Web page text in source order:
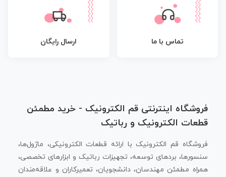
تماس با ما ارسال رایگان
فروشگاه اینترنتی قم الکترونیک - خرید مطمئن
قطعات الکترونیک و رباتیک
فروشگاه قم الکترونیک با ارائه قطعات الکترونیکی، ماژول‌ها،
سنسورها، بردهای توسعه، تجهیزات رباتیک و ابزارهای تخصصی،
همراه مطمئن مهندسان، دانشجویان، تعمیرکاران و علاقه‌مندان